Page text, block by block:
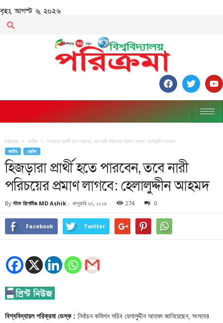
বৃহঃ, আগস্ট ৬, ২০২৬
Home জাতীয় হিজড়ারা প্রার্থী হতে পারবেন, তবে নারী পরিচয়ের প্রমাণ লাগবে: হেলালুদ্দীন আহমদ
জাতীয় ব্রেকিং
হিজড়ারা প্রার্থী হতে পারবেন, তবে নারী
পরিচয়ের প্রমাণ লাগবে: হেলালুদ্দীন আহমদ
By স্টাফ রিপোর্টারঃ MD Ashik - জানুয়ারি ২৩, ২০১৯ 274 0
Facebook Twitter
বিশ্ববিদ্যায়ল পরিক্রমা ডেস্ক : নির্বাচন কমিশন সচিব হেলালুদ্দীন আহমদ জানিয়েছেন, সংসদের